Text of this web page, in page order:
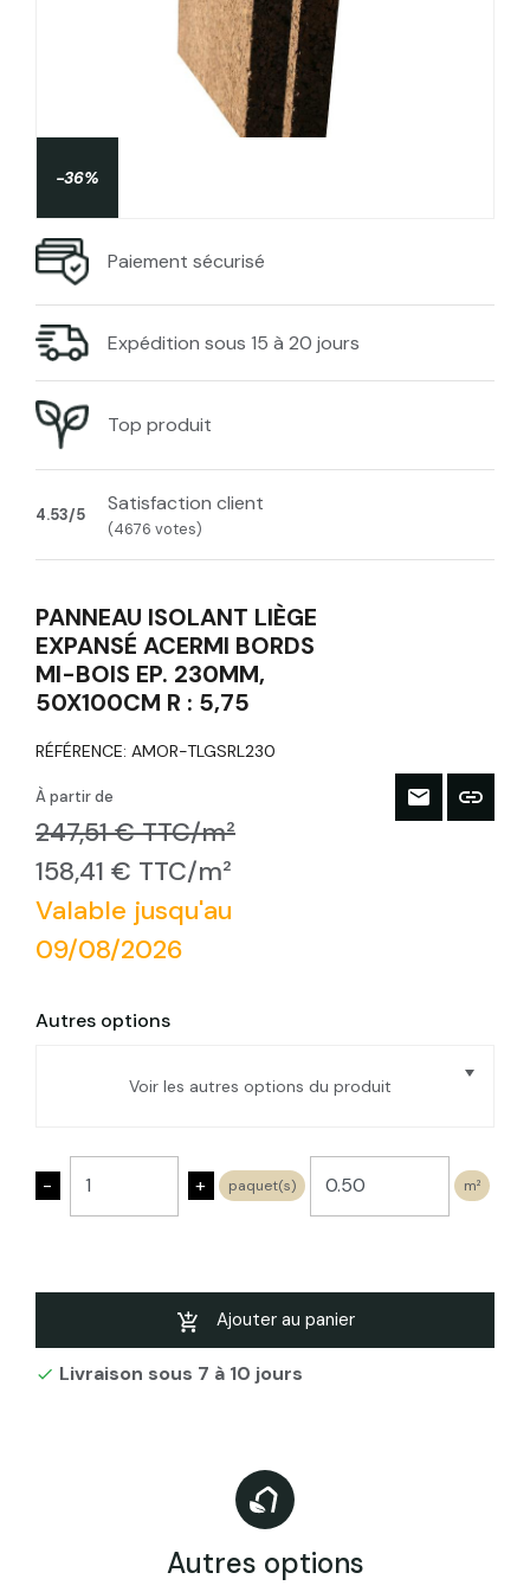
-36%
Paiement sécurisé
Expédition sous 15 à 20 jours
Top produit
4.53/5 Satisfaction client
(4676 votes)
PANNEAU ISOLANT LIÈGE
EXPANSÉ ACERMI BORDS
MI-BOIS EP. 230MM,
50X100CM R : 5,75
RÉFÉRENCE: AMOR-TLGSRL230
À partir de
247,51 € TTC/m²
158,41 € TTC/m²
Valable jusqu'au
09/08/2026
Autres options
Voir les autres options du produit
Panneau isolant liège expansé ACERMI
Bords mi-bois Ep. 50Mm, 50X100cm R :
1,25 (épaisseur de 50 à 300mm)
Panneau isolant liège expansé ACERMI
Bords mi-bois Ep. 60Mm, 50X100cm R :
1,5
Panneau isolant liège expansé ACERMI
Bords mi-bois Ep. 110Mm, 50X100cm R :
Panneau isolant liège expansé ACERMI
- + paquet(s) m²
Ajouter au panier
 Livraison sous 7 à 10 jours
Autres options